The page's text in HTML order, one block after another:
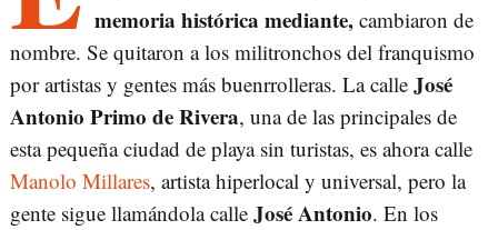
memoria histórica mediante, cambiaron de
nombre. Se quitaron a los militronchos del franquismo
por artistas y gentes más buenrrolleras. La calle José
Antonio Primo de Rivera, una de las principales de
esta pequeña ciudad de playa sin turistas, es ahora calle
Manolo Millares, artista hiperlocal y universal, pero la
gente sigue llamándola calle José Antonio. En los